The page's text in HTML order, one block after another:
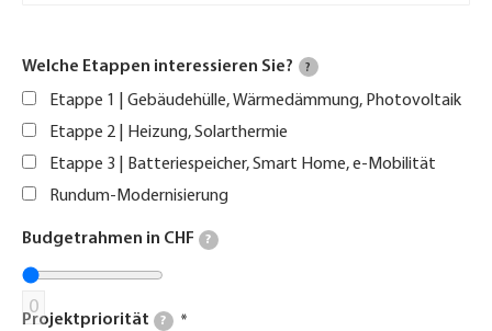
Welche Etappen interessieren Sie? ?
Etappe 1 | Gebäudehülle, Wärmedämmung, Photovoltaik
Etappe 2 | Heizung, Solarthermie
Etappe 3 | Batteriespeicher, Smart Home, e-Mobilität
Rundum-Modernisierung
Budgetrahmen in CHF ?
0
Projektpriorität ?